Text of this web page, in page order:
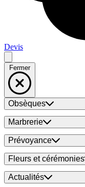
Devis
Fermer
Obsèques
Marbrerie
Prévoyance
Fleurs et cérémonies
Actualités